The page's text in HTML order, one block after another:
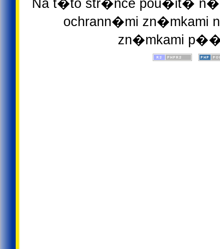
Na t�to str�nce pou�it�
ochrann�mi zn�mkami
zn�mkami